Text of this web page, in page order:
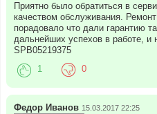
Приятно было обратиться в
качеством обслуживания.
порадовало что дали гарантию
дальнейших успехов в работе, и
SPB05219375
1 0
Федор Иванов 15.03.2017 22:25